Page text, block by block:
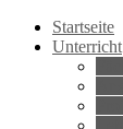
Startseite
Unterricht